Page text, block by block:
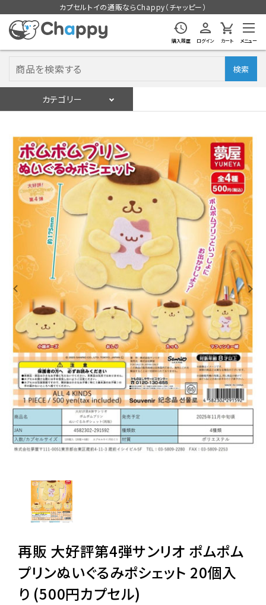
カプセルトイの通販ならChappy（チャッピー）
購入履歴 ログイン カート メニュー
検索
カテゴリー
入荷スケジュールをチェック
カプセルトイマシン本体
カプセルトイ
販促用空カプセル
レンタル
景品・玩具・文具
販促用カプセルトイ
よくあるご質問
ご利用ガイド
06-6282-7659
再販 大好評第4弾サンリオ ポムポム
プリンぬいぐるみポシェット 20個入
り (500円カプセル)